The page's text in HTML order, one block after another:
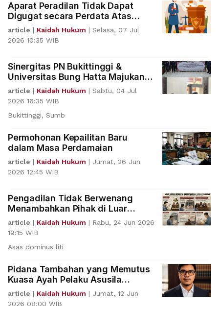
Aparat Peradilan Tidak Dapat
Digugat secara Perdata Atas
Pelaksanaan Tugasnya
article | Kaidah Hukum | Selasa, 07 Jul
2026 10:35 WIB
Sinergitas PN Bukittinggi &
Universitas Bung Hatta Majukan
Pendidikan Hukum
article | Kaidah Hukum | Sabtu, 04 Jul
2026 16:35 WIB
Bukittinggi, Sumb
Permohonan Kepailitan Baru
dalam Masa Perdamaian
article | Kaidah Hukum | Jumat, 26 Jun
2026 12:45 WIB
Pengadilan Tidak Berwenang
Menambahkan Pihak di Luar
Gugatan
article | Kaidah Hukum | Rabu, 24 Jun 2026
19:15 WIB
Asas dominus liti
Pidana Tambahan yang Memutus
Kuasa Ayah Pelaku Asusila
terhadap Anaknya Sendiri
article | Kaidah Hukum | Jumat, 12 Jun
2026 08:00 WIB